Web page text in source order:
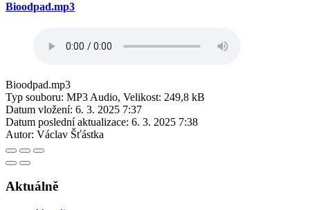
Bioodpad.mp3
Bioodpad.mp3
Typ souboru: MP3 Audio, Velikost: 249,8 kB
Datum vložení: 6. 3. 2025 7:37
Datum poslední aktualizace: 6. 3. 2025 7:38
Autor: Václav Šťástka
Aktuálně